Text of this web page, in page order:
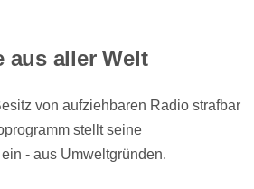
aus aller Welt
von aufziehbaren Radio strafbar
stellt seine
- aus Umweltgründen.